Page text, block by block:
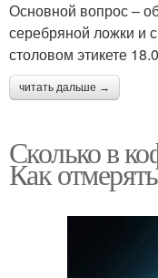
Основной вопрос –
серебряной ложки и
столовом этикете
читать дальше →
Сколько в
Как